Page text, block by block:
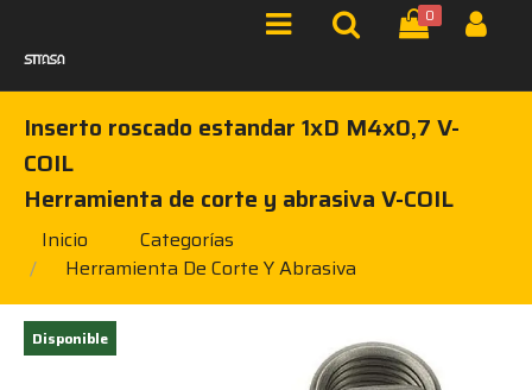
0
Inserto roscado estandar 1xD M4x0,7 V-
COIL
Herramienta de corte y abrasiva V-COIL
Inicio
Categorías
Herramienta De Corte Y Abrasiva
Disponible